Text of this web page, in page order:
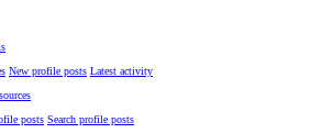
New profile posts Latest activity
posts Search profile posts